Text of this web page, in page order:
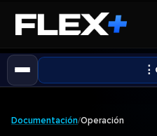
⋮
Documentación/Operación